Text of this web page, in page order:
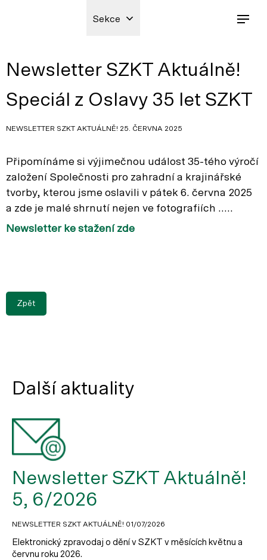
Sekce
Newsletter SZKT Aktuálně!
Speciál z Oslavy 35 let SZKT
NEWSLETTER SZKT AKTUÁLNĚ! 25. ČERVNA 2025
Připomínáme si výjimečnou událost 35-tého výročí
založení Společnosti pro zahradní a krajinářské
tvorby, kterou jsme oslavili v pátek 6. června 2025
a zde je malé shrnutí nejen ve fotografiích …..
Newsletter ke stažení zde
Zpět
Další aktuality
Newsletter SZKT Aktuálně!
5, 6/2026
NEWSLETTER SZKT AKTUÁLNĚ! 01/07/2026
Elektronický zpravodaj o dění v SZKT v měsících květnu a
červnu roku 2026.